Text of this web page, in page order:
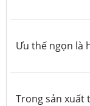
Ưu thế ngọn là
Trong sản xuất